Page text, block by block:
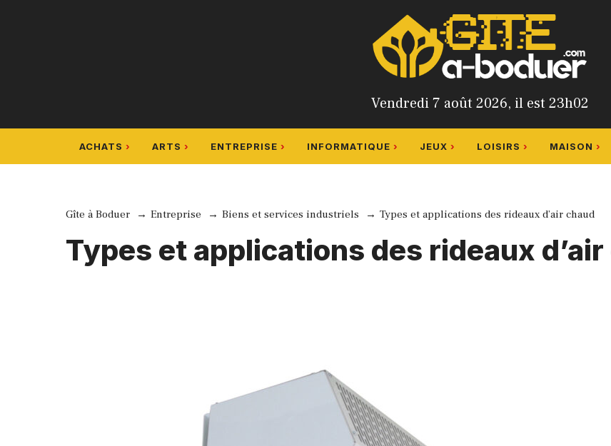
Vendredi 7 août 2026, il est 23h02
ACHATS ARTS ENTREPRISE INFORMATIQUE JEUX LOISIRS MAISON
Gîte à Boduer Entreprise Biens et services industriels Types et applications des rideaux d’air chaud
Types et applications des rideaux